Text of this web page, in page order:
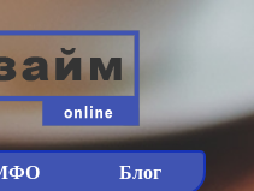
Блог